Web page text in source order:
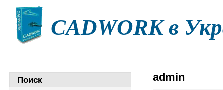
CADWORK в
Поиск admin